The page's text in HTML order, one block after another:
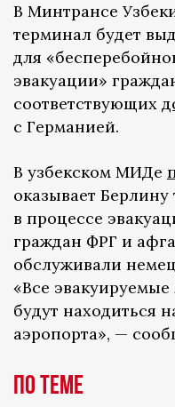
В Минтрансе
терминал будет
для
эвакуации»
соответствующих
с Германией.
В узбекском МИДе
оказывает Берлину
в процессе
граждан ФРГ и
обслуживали
«Все
будут находиться
аэропорта», —
По теме